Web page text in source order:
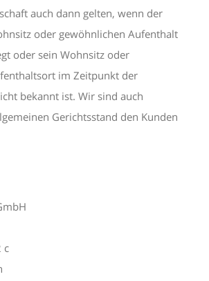
auch dann gelten, wenn der
oder gewöhnlichen Aufenthalt
oder sein Wohnsitz oder
im Zeitpunkt der
bekannt ist. Wir sind auch
Gerichtsstand den Kunden
c